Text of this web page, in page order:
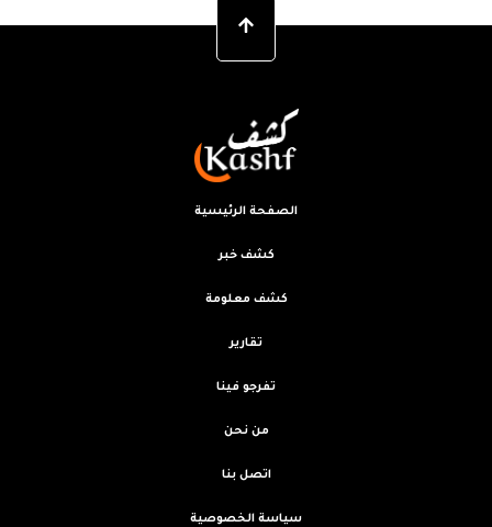
الصفحة الرئيسية
كشف خبر
كشف معلومة
تقارير
تفرجو فينا
من نحن
اتصل بنا
سياسة الخصوصية